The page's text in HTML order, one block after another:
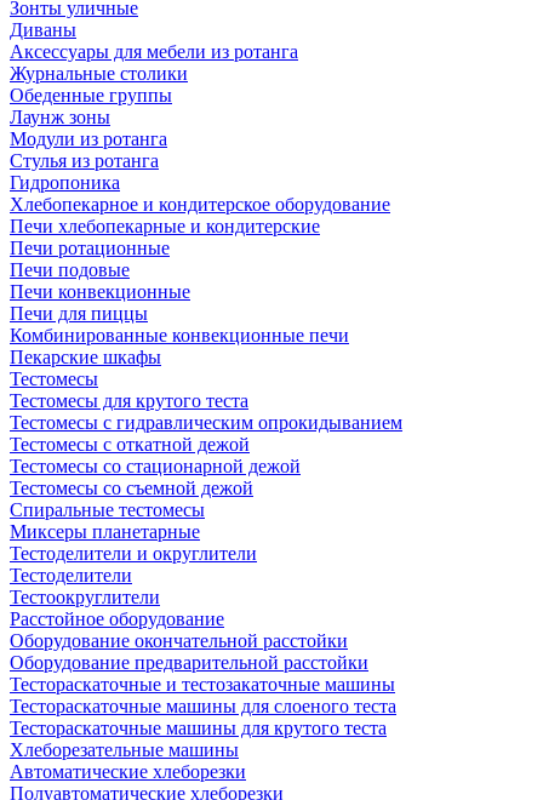
Зонты уличные
Диваны
Аксессуары для мебели из ротанга
Журнальные столики
Обеденные группы
Лаунж зоны
Модули из ротанга
Стулья из ротанга
Гидропоника
Хлебопекарное и кондитерское оборудование
Печи хлебопекарные и кондитерские
Печи ротационные
Печи подовые
Печи конвекционные
Печи для пиццы
Комбинированные конвекционные печи
Пекарские шкафы
Тестомесы
Тестомесы для крутого теста
Тестомесы с гидравлическим опрокидыванием
Тестомесы с откатной дежой
Тестомесы со стационарной дежой
Тестомесы со съемной дежой
Спиральные тестомесы
Миксеры планетарные
Тестоделители и округлители
Тестоделители
Тестоокруглители
Расстойное оборудование
Оборудование окончательной расстойки
Оборудование предварительной расстойки
Тестораскаточные и тестозакаточные машины
Тестораскаточные машины для слоеного теста
Тестораскаточные машины для крутого теста
Хлеборезательные машины
Автоматические хлеборезки
Полуавтоматические хлеборезки